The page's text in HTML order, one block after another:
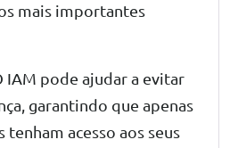
mais importantes
IAM pode ajudar a evitar
garantindo que apenas
acesso aos seus